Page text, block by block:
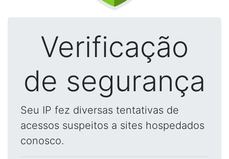
Verificação
de segurança
Seu IP fez diversas tentativas de
acessos suspeitos a sites hospedados
conosco.